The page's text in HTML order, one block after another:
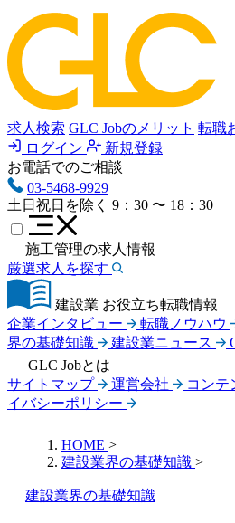
求人検索 GLC Jobのメリット 転職
ログイン
新規登録
お電話でのご相談
03-5468-9929
土日祝日を除く 9：30 〜 18：30
施工管理の求人情報
厳選求人を探す
建設業 お役立ち転職情報
企業インタビュー
転職ノウハウ
界の基礎知識
建設業ニュース
GLC Jobとは
サイトマップ
運営会社 コンテ
イバシーポリシー
HOME >
建設業界の基礎知識 >
建設業界の基礎知識